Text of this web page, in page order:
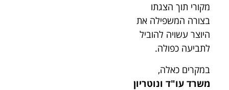
מקורי תוך הצגתו
בצורה המשפילה את
היוצר עשויה להוביל
לתביעה כפולה.
במקרים כאלה,
משרד עו"ד ונוטריון